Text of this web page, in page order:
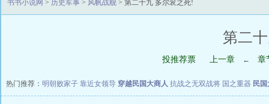
书书小说网 > 历史军事 > 风帆战舰 > 第二十九 多尔衮之死!
第二
投推荐票 上一章 ← 章
热门推荐： 明朝败家子 靠近女领导 穿越民国大商人 抗战之无双战将 国之重器 民